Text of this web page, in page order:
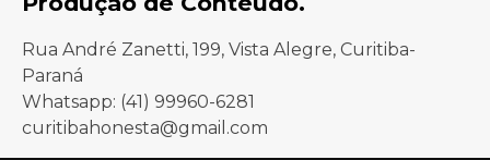
Rua André Zanetti, 199, Vista Alegre, Curitiba-
Paraná
Whatsapp: (41) 99960-6281
curitibahonesta@gmail.com